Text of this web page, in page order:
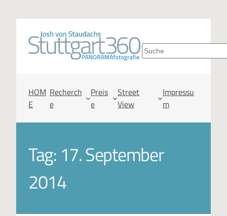
S
h
n
HOM
E
Recherch
e
Preis
e
Street
View
Impressu
m
Tag: 17. September
2014